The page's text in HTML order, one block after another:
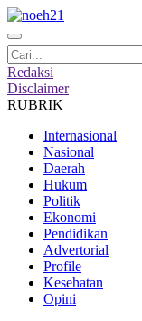
Redaksi
Disclaimer
RUBRIK
Internasional
Nasional
Daerah
Hukum
Politik
Ekonomi
Pendidikan
Advertorial
Profile
Kesehatan
Opini